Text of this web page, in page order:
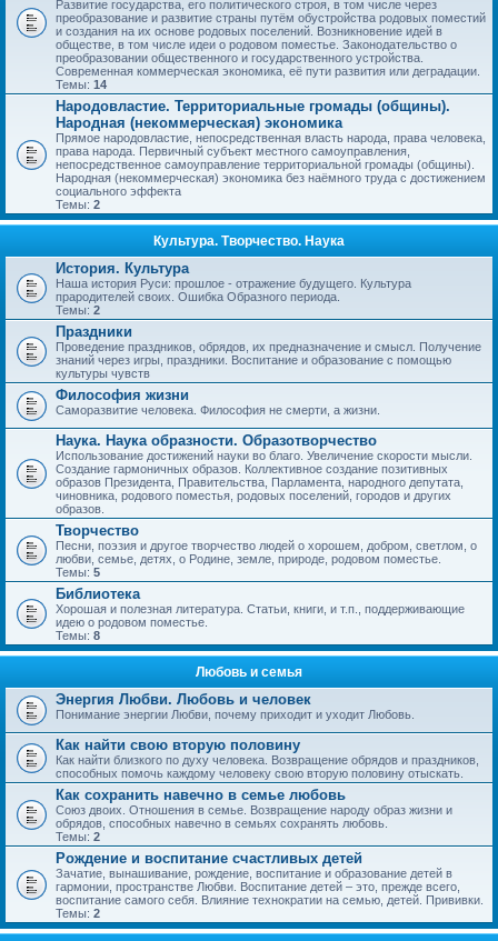
Развитие государства, его политического строя, в том числе через
преобразование и развитие страны путём обустройства родовых поместий
и создания на их основе родовых поселений. Возникновение идей в
обществе, в том числе идеи о родовом поместье. Законодательство о
преобразовании общественного и государственного устройства.
Современная коммерческая экономика, её пути развития или деградации.
Темы: 14
Народовластие. Территориальные громады (общины).
Народная (некоммерческая) экономика
Прямое народовластие, непосредственная власть народа, права человека,
права народа. Первичный субъект местного самоуправления,
непосредственное самоуправление территориальной громады (общины).
Народная (некоммерческая) экономика без наёмного труда с достижением
социального эффекта
Темы: 2
Культура. Творчество. Наука
История. Культура
Наша история Руси: прошлое - отражение будущего. Культура
прародителей своих. Ошибка Образного периода.
Темы: 2
Праздники
Проведение праздников, обрядов, их предназначение и смысл. Получение
знаний через игры, праздники. Воспитание и образование с помощью
культуры чувств
Философия жизни
Саморазвитие человека. Философия не смерти, а жизни.
Наука. Наука образности. Образотворчество
Использование достижений науки во благо. Увеличение скорости мысли.
Создание гармоничных образов. Коллективное создание позитивных
образов Президента, Правительства, Парламента, народного депутата,
чиновника, родового поместья, родовых поселений, городов и других
образов.
Творчество
Песни, поэзия и другое творчество людей о хорошем, добром, светлом, о
любви, семье, детях, о Родине, земле, природе, родовом поместье.
Темы: 5
Библиотека
Хорошая и полезная литература. Статьи, книги, и т.п., поддерживающие
идею о родовом поместье.
Темы: 8
Любовь и семья
Энергия Любви. Любовь и человек
Понимание энергии Любви, почему приходит и уходит Любовь.
Как найти свою вторую половину
Как найти близкого по духу человека. Возвращение обрядов и праздников,
способных помочь каждому человеку свою вторую половину отыскать.
Как сохранить навечно в семье любовь
Союз двоих. Отношения в семье. Возвращение народу образ жизни и
обрядов, способных навечно в семьях сохранять любовь.
Темы: 2
Рождение и воспитание счастливых детей
Зачатие, вынашивание, рождение, воспитание и образование детей в
гармонии, пространстве Любви. Воспитание детей – это, прежде всего,
воспитание самого себя. Влияние технократии на семью, детей. Прививки.
Темы: 2